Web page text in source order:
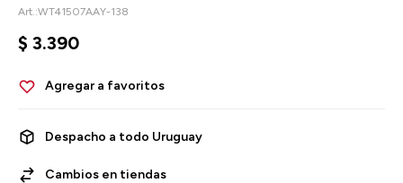
WT41507AAY-138
$ 3.390
Despacho a todo Uruguay
Cambios en tiendas